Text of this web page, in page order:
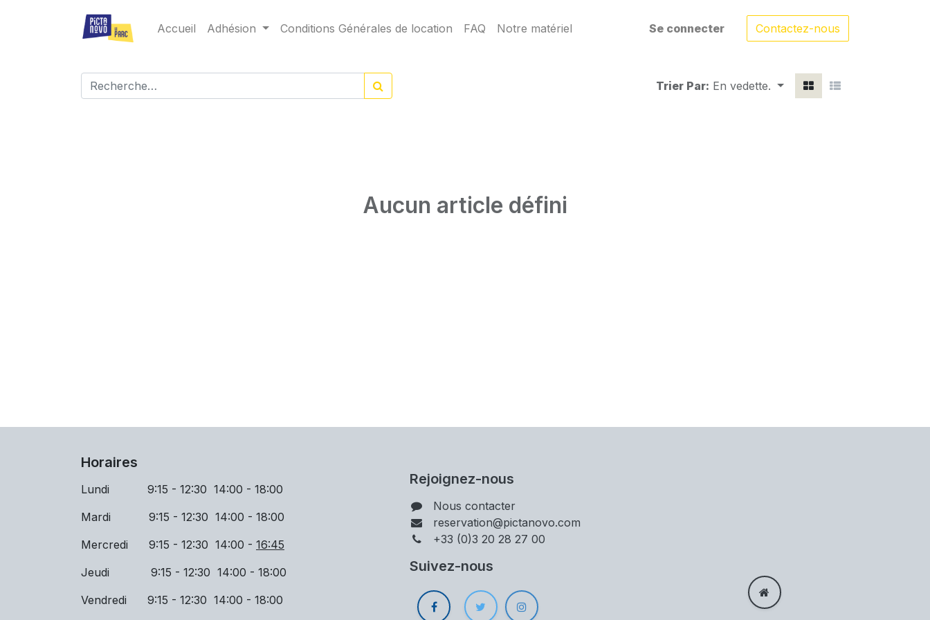
Accueil Adhésion Conditions Générales de location FAQ Notre matériel Se connecter Contactez-nous
Trier Par: En vedette.
Aucun article défini
Horaires
Lundi 9:15 - 12:30 14:00 - 18:00
Mardi 9:15 - 12:30 14:00 - 18:00
Mercredi 9:15 - 12:30 14:00 - 16:45
Jeudi 9:15 - 12:30 14:00 - 18:00
Vendredi 9:15 - 12:30 14:00 - 18:00
Rejoignez-nous
Nous contacter
reservation@pictanovo.com
+33 (0)3 20 28 27 00
Suivez-nous